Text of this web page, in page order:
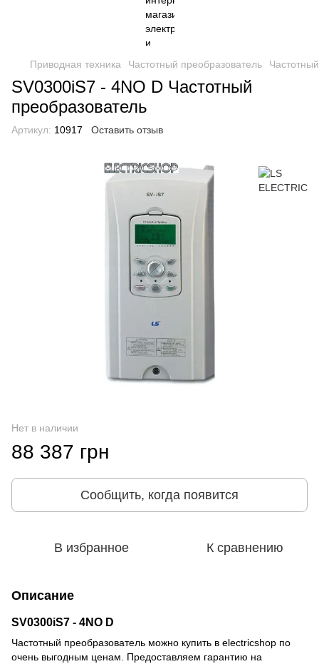
Приводная техника Частотный преобразователь
SV0300iS7 - 4NO D Частотный
преобразователь
Артикул: 10917 Оставить отзыв
Нет в наличии
88 387 грн
Сообщить, когда появится
В избранное К сравнению
Описание
SV0300iS7 - 4NO D
Частотный преобразователь можно купить в electricshop по
очень выгодным ценам. Предоставляем гарантию на